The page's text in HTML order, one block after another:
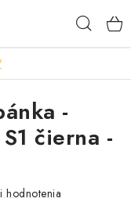
-
čierna -
hodnotenia